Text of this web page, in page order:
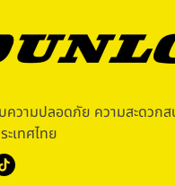
ความปลอดภัย ความสะดวก
เทศไทย